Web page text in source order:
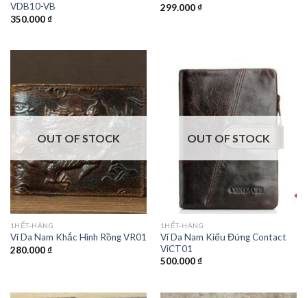
VDB10-VB
350.000₫
299.000₫
OUT OF STOCK
1HẾT-HÀNG
Ví Da Nam Khắc Hình Rồng VR01
280.000₫
OUT OF STOCK
1HẾT-HÀNG
Ví Da Nam Kiểu Đứng Contact
ViCT01
500.000₫